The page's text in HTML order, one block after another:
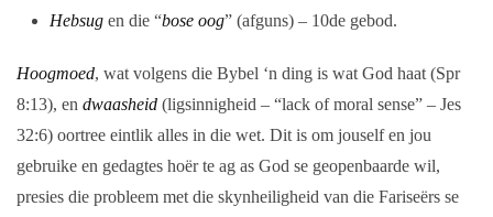
Hebsug en die “bose oog” (afguns) – 10de gebod.
Hoogmoed, wat volgens die Bybel ‘n ding is wat God haat (Spr
8:13), en dwaasheid (ligsinnigheid – “lack of moral sense” – Jes
32:6) oortree eintlik alles in die wet. Dit is om jouself en jou
gebruike en gedagtes hoër te ag as God se geopenbaarde wil,
presies die probleem met die skynheiligheid van die Fariseërs se